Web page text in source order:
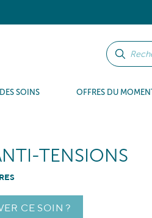
SOINS OFFRES DU
TENSIONS
CE SOIN ?